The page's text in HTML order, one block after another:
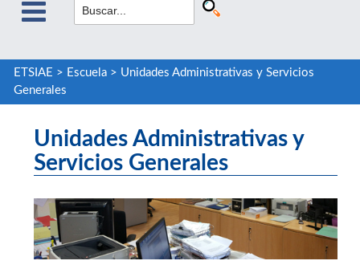
ETSIAE > Escuela> Unidades Administrativas y Servicios
Generales
Unidades Administrativas y
Servicios Generales